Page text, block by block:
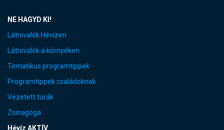
NE HAGYD KI!
Látnivalók Hévízen
Látnivalók a környéken
Tematikus programtippek
Programtippek családoknak
Vezetett túrák
Zsinagóga
Hévíz AKTÍV